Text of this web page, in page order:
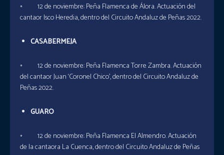
◦ 12 de noviembre: Peña Flamenca de Álora. Actuación del
cantaor Isco Heredia, dentro del Circuito Andaluz de Peñas 2022.
CASABERMEJA
◦ 12 de noviembre: Peña Flamenca Torre Zambra. Actuación
del cantaor Juan ‘Coronel Chico’, dentro del Circuito Andaluz de
Peñas 2022.
GUARO
◦ 12 de noviembre: Peña Flamenca El Almendro. Actuación
de la cantaora La Cuenca, dentro del Circuito Andaluz de Peñas